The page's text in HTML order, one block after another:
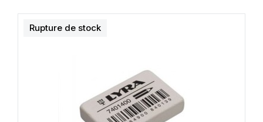
Rupture de stock